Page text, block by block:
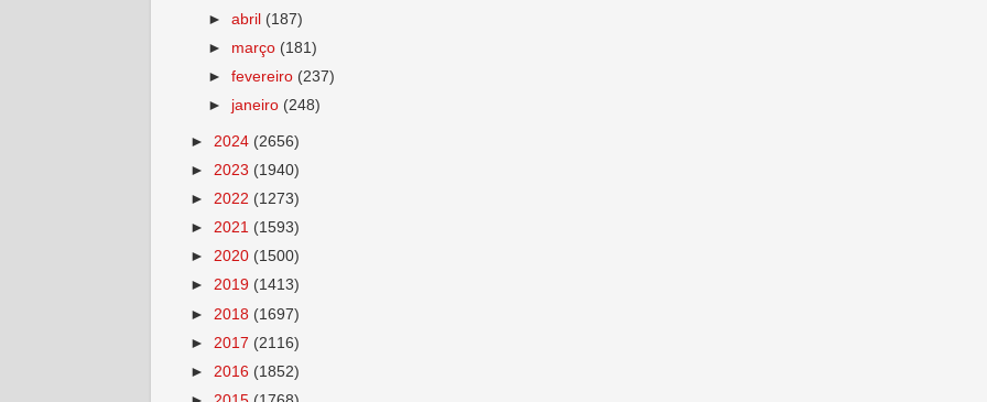
►abril (187)
► março (181)
►fevereiro (237)
► janeiro (248)
► 2024 (2656)
► 2023 (1940)
► 2022 (1273)
► 2021 (1593)
► 2020 (1500)
► 2019 (1413)
► 2018 (1697)
► 2017 (2116)
► 2016 (1852)